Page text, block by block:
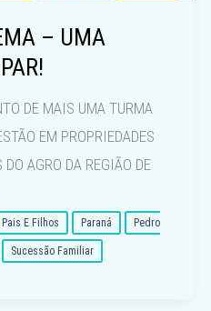
– UMA
DE MAIS UMA TURMA
EM PROPRIEDADES
AGRO DA REGIÃO DE
Pais E Filhos Paraná Pedro
Sucessão Familiar